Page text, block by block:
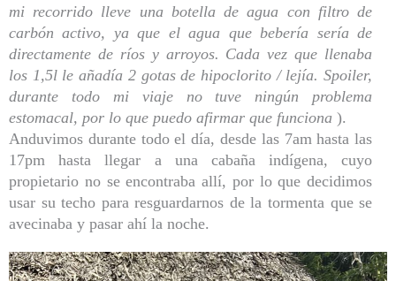
mi recorrido lleve una botella de agua con filtro de
carbón activo, ya que el agua que bebería sería de
directamente de ríos y arroyos. Cada vez que llenaba
los 1,5l le añadía 2 gotas de hipoclorito / lejía. Spoiler,
durante todo mi viaje no tuve ningún problema
estomacal, por lo que puedo afirmar que funciona ).
Anduvimos durante todo el día, desde las 7am hasta las
17pm hasta llegar a una cabaña indígena, cuyo
propietario no se encontraba allí, por lo que decidimos
usar su techo para resguardarnos de la tormenta que se
avecinaba y pasar ahí la noche.